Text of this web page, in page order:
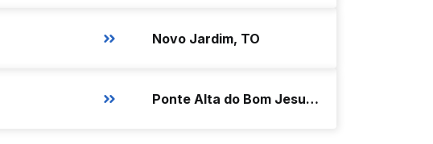
Novo Jardim, TO
Ponte Alta do Bom Jesus, TO